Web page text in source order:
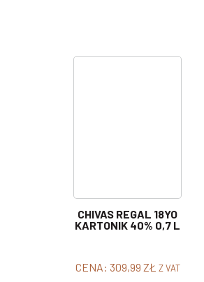
CHIVAS REGAL 18YO
KARTONIK 40% 0,7 L
CENA: 309,99 ZŁ Z VAT